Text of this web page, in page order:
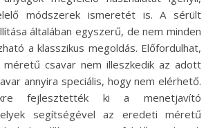
módszerek ismeretét is. A sérült
általában egyszerű, de nem minden
a klasszikus megoldás. Előfordulhat,
csavar nem illeszkedik az adott
annyira speciális, hogy nem elérhető.
fejlesztették ki a menetjavító
segítségével az eredeti méretű